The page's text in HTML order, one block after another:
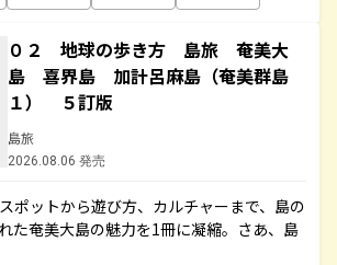
０２ 地球の歩き方 島旅 奄美大
島 喜界島 加計呂麻島（奄美群島
１） ５訂版
島旅
2026.08.06 発売
ポットから遊び方、カルチャーまで、島の
た奄美大島の魅力を1冊に凝縮。さあ、島